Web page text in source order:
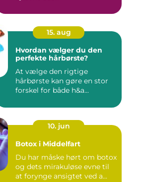
15. aug
Hvordan vælger du den
perfekte hårbørste?
At vælge den rigtige
hårbørste kan gøre en stor
forskel for både h&a...
10. jun
Botox i Middelfart
Du har måske hørt om botox
og dets mirakuløse evne til
at forynge ansigtet ved a...